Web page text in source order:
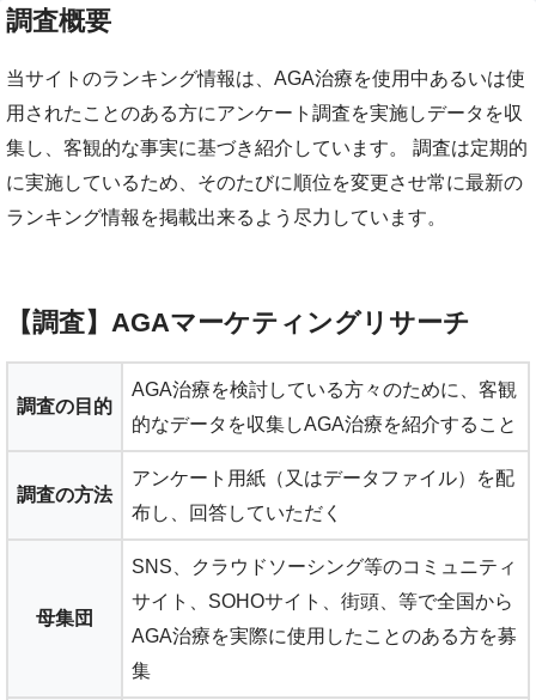
調査概要
当サイトのランキング情報は、AGA治療を使用中あるいは使
用されたことのある方にアンケート調査を実施しデータを収
集し、客観的な事実に基づき紹介しています。 調査は定期的
に実施しているため、そのたびに順位を変更させ常に最新の
ランキング情報を掲載出来るよう尽力しています。
【調査】AGAマーケティングリサーチ
調査の目的
AGA治療を検討している方々のために、客観
的なデータを収集しAGA治療を紹介すること
調査の方法
アンケート用紙（又はデータファイル）を配
布し、回答していただく
母集団
SNS、クラウドソーシング等のコミュニティ
サイト、SOHOサイト、街頭、等で全国から
AGA治療を実際に使用したことのある方を募
集